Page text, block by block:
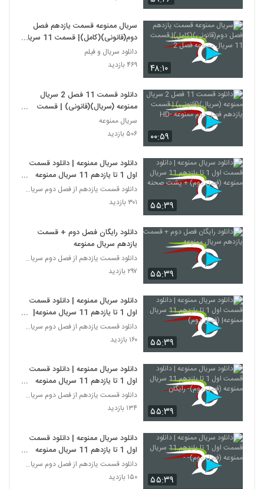
۴۸:۱۰
سریال ممنوعه قسمت یازدهم فصل
دوم(قانونی)(کامل)| قسمت 11 سریال
ممنوعه فصل 2
دانلود سریال و فیلم
۴۶۹ بازدید
۰۰:۵۹
دانلود قسمت 11 فصل 2 سریال
ممنوعه (سریال)(قانونی) | قسمت
یازدهم فصل دوم ممنوعه -HD
سریال ممنوعه
۵۰۶ بازدید
۵۵:۳۹
دانلود سریال ممنوعه | دانلود قسمت
اول 1 تا یازدهم 11 سریال ممنوعه
(فصل دوم) + پشت صحنه
دانلود قسمت یازدهم از فصل دوم سریال ممنوعه
۳۰۱ بازدید
۵۵:۳۹
دانلود رایگان فصل دوم + قسمت
یازدهم سریال ممنوعه
دانلود قسمت یازدهم از فصل دوم سریال ممنوعه
۲۹۷ بازدید
۵۵:۳۹
دانلود سریال ممنوعه | دانلود قسمت
اول 1 تا یازدهم 11 سریال ممنوعه|
(فصل دوم)
دانلود قسمت یازدهم از فصل دوم سریال ممنوعه
۱۶۰ بازدید
۵۵:۳۹
دانلود سریال ممنوعه | دانلود قسمت
اول 1 تا یازدهم 11 سریال ممنوعه
(فصل دوم)- رایگان
دانلود قسمت یازدهم از فصل دوم سریال ممنوعه
۱۳۴ بازدید
۵۵:۳۹
دانلود سریال ممنوعه | دانلود قسمت
اول 1 تا یازدهم 11 سریال ممنوعه
(فصل دوم)- -
دانلود قسمت یازدهم از فصل دوم سریال ممنوعه
۱۵۰ بازدید